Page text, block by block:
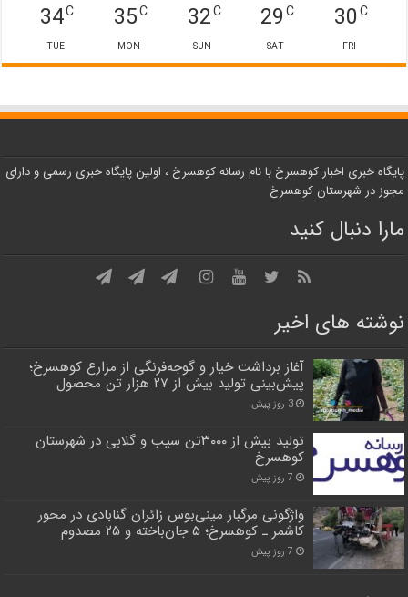
30C
FRI
29C
SAT
32C
SUN
35C
MON
34C
TUE
پایگاه خبری اخبار کوهسرخ با نام رسانه کوهسرخ ، اولین پایگاه خبری رسمی و دارای
مجوز در شهرستان کوهسرخ
مارا دنبال کنید
نوشته های اخیر
آغاز برداشت خیار و گوجه‌فرنگی از مزارع کوهسرخ؛
پیش‌بینی تولید بیش از ۲۷ هزار تن محصول
3 روز پیش
تولید بیش از ۳۰۰۰تن سیب و گلابی در شهرستان
کوهسرخ
7 روز پیش
واژگونی مرگبار مینی‌بوس زائران گنابادی در محور
کاشمر ـ کوهسرخ؛ ۵ جان‌باخته و ۲۵ مصدوم
7 روز پیش